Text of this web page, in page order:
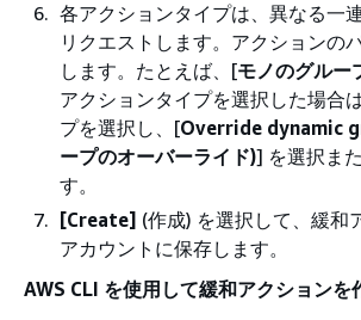
各アクションタイプは、異なる一
リクエストします。アクションの
します。たとえば、[モノのグルー
アクションタイプを選択した場合
プを選択し、[Override dynamic
ープのオーバーライド)] を選択ま
す。
[Create] (作成) を選択して、緩和
アカウントに保存します。
AWS CLI を使用して緩和アクションを